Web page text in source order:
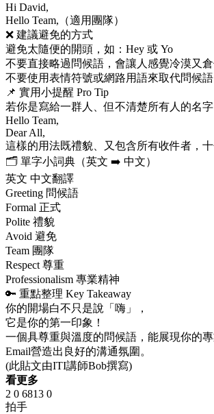
Hi David,
Hello Team,（適用團隊）
❌ 建議避免的方式
避免太隨便的開頭，如：Hey 或 Yo
不要直接略過問候語，會讓人感覺冷漠又倉
不要使用表情符號或網路用語來取代問候
📌 實用小提醒 Pro Tip
若你是寫給一群人、但不清楚所有人的名字
Hello Team,
Dear All,
這樣的用法既禮貌、又包含所有收件者，十
🗂 單字小詞典（英文 ➡ 中文）
英文 中文翻譯
Greeting 問候語
Formal 正式
Polite 禮貌
Avoid 避免
Team 團隊
Respect 尊重
Professionalism 專業精神
🔑 重點整理 Key Takeaway
你的開場白不只是說「嗨」，
它是你的第一印象！
一個具尊重與溫度的問候語，能展現你的
Email營造出良好的溝通氛圍。
(此貼文由ITI講師Bob撰寫)
看更多
2 0 6813 0
拍手